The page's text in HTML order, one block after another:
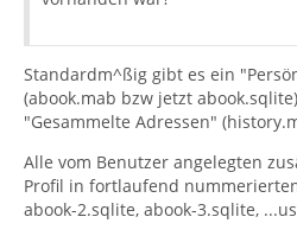
Standardm^ßig gibt es ein
(abook.mab bzw jetzt
"Gesammelte Adressen"
Alle vom Benutzer angelegten
Profil in fortlaufend
abook-2.sqlite, abook-3.sqlite,